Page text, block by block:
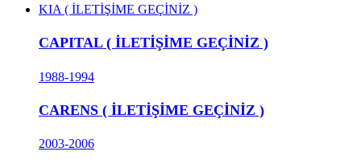
KIA ( İLETİŞİME GEÇİNİZ )
CAPITAL ( İLETİŞİME GEÇİNİZ )
1988-1994
CARENS ( İLETİŞİME GEÇİNİZ )
2003-2006